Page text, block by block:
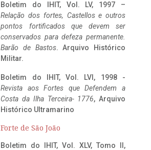
Boletim do IHIT, Vol. LV, 1997 –
Relação dos fortes, Castellos e outros
pontos fortificados que devem ser
conservados para defeza permanente.
Barão de Bastos. Arquivo Histórico
Militar.
Boletim do IHIT, Vol. LVI, 1998 -
Revista aos Fortes que Defendem a
Costa da Ilha Terceira- 1776, Arquivo
Histórico Ultramarino
Forte de São João
Boletim do IHIT, Vol. XLV, Tomo II,